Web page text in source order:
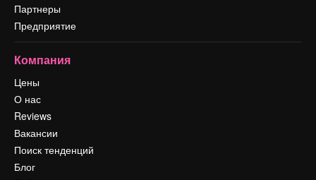
Партнеры
Предприятие
Компания
Цены
О нас
Reviews
Вакансии
Поиск тенденций
Блог